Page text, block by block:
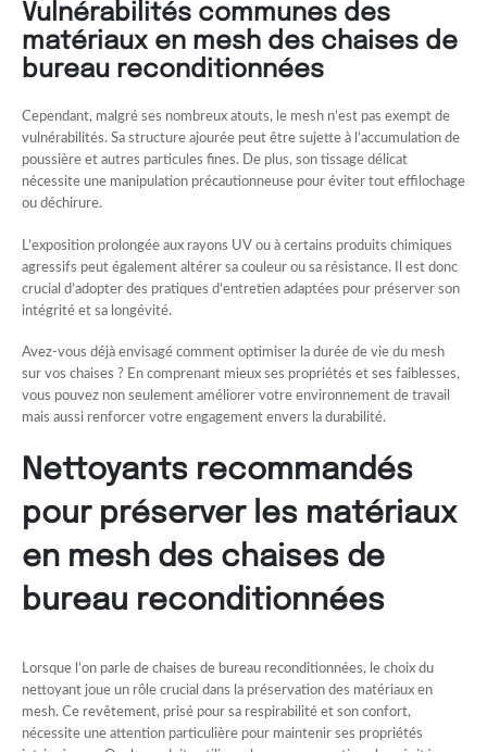
Vulnérabilités communes des
matériaux en mesh des chaises de
bureau reconditionnées
Cependant, malgré ses nombreux atouts, le mesh n’est pas exempt de
vulnérabilités. Sa structure ajourée peut être sujette à l’accumulation de
poussière et autres particules fines. De plus, son tissage délicat
nécessite une manipulation précautionneuse pour éviter tout effilochage
ou déchirure.
L’exposition prolongée aux rayons UV ou à certains produits chimiques
agressifs peut également altérer sa couleur ou sa résistance. Il est donc
crucial d’adopter des pratiques d’entretien adaptées pour préserver son
intégrité et sa longévité.
Avez-vous déjà envisagé comment optimiser la durée de vie du mesh
sur vos chaises ? En comprenant mieux ses propriétés et ses faiblesses,
vous pouvez non seulement améliorer votre environnement de travail
mais aussi renforcer votre engagement envers la durabilité.
Nettoyants recommandés
pour préserver les matériaux
en mesh des chaises de
bureau reconditionnées
Lorsque l’on parle de chaises de bureau reconditionnées, le choix du
nettoyant joue un rôle crucial dans la préservation des matériaux en
mesh. Ce revêtement, prisé pour sa respirabilité et son confort,
nécessite une attention particulière pour maintenir ses propriétés